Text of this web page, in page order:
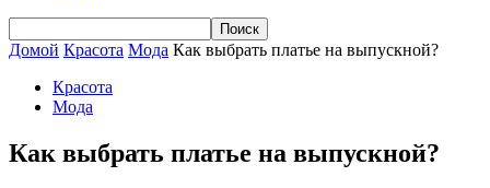
Домой Красота Мода Как выбрать платье на выпускной?
Красота
Мода
Как выбрать платье на выпускной?